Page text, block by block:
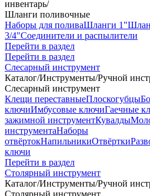
инвентарь/
Шланги поливочные
Наборы для поливаШланги 1"
3/4"Соединители и распылители
Перейти в раздел
Перейти в раздел
Слесарный инструмент
Каталог/Инструменты/Ручной
Слесарный инструмент
Клещи переставныеПлоскогубцы
ключиИмбусовые ключиГаечные
зажимной инструментКувалды
инструментаНаборы
отвёртокНапильникиОтвёртки
ключи
Перейти в раздел
Столярный инструмент
Каталог/Инструменты/Ручной
Столярный инструмент